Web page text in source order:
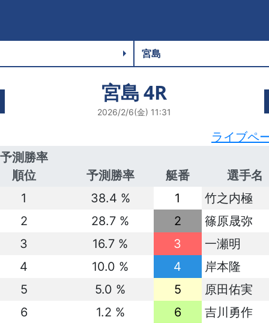
宮島4R
2026/2/6(金) 11:31
ライブペ
予測勝率
順位
予測勝率 艇番
選手名
1
38.4 % 1
竹之内極
2
28.7 % 2
篠原晟弥
3
16.7 % 3
一瀬明
4
10.0 % 4
岸本隆
5
5.0 % 5
原田佑実
6
1.2 % 6
吉川勇作